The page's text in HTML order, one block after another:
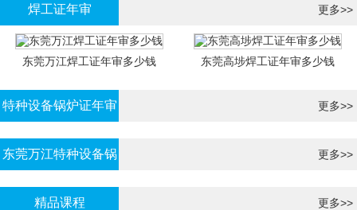
焊工证年审 更多>>
东莞万江焊工证年审多少钱 东莞高埗焊工证年审多少钱
特种设备锅炉证年审 更多>>
东莞万江特种设备锅
炉证年审
更多>>
精品课程 更多>>